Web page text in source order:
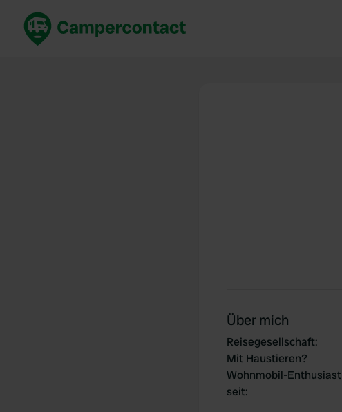
Über mich
Reisegesellschaft:
Mit Haustieren?
Wohnmobil-Enthusiast
seit: